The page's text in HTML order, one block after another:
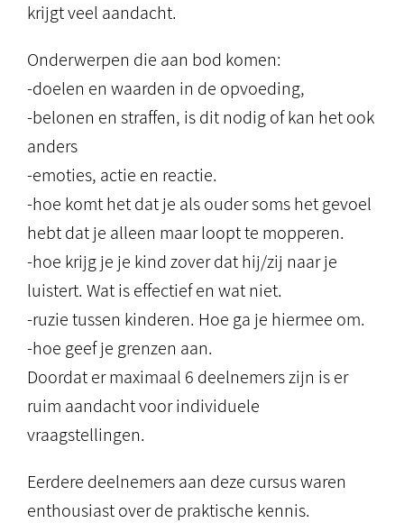
krijgt veel aandacht.
Onderwerpen die aan bod komen:
-doelen en waarden in de opvoeding,
-belonen en straffen, is dit nodig of kan het ook
anders
-emoties, actie en reactie.
-hoe komt het dat je als ouder soms het gevoel
hebt dat je alleen maar loopt te mopperen.
-hoe krijg je je kind zover dat hij/zij naar je
luistert. Wat is effectief en wat niet.
-ruzie tussen kinderen. Hoe ga je hiermee om.
-hoe geef je grenzen aan.
Doordat er maximaal 6 deelnemers zijn is er
ruim aandacht voor individuele
vraagstellingen.
Eerdere deelnemers aan deze cursus waren
enthousiast over de praktische kennis.